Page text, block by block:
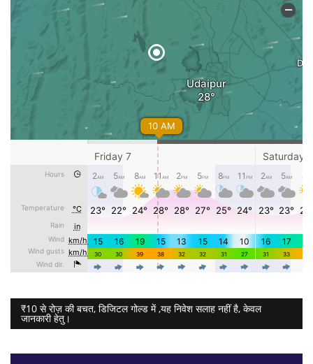
₹10 से रोज़ की बचत, डिजिटल गोल्ड में ,यह निवेश सलाह नहीं है, केवल
जानकारी हेतु।